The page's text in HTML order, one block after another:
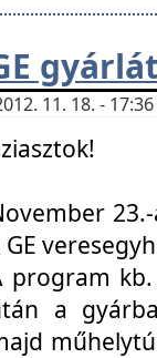
11. 18. -
GE
program
a